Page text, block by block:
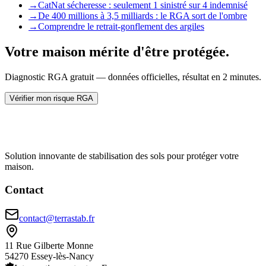
→CatNat sécheresse : seulement 1 sinistré sur 4 indemnisé
→De 400 millions à 3,5 milliards : le RGA sort de l'ombre
→Comprendre le retrait-gonflement des argiles
Votre maison mérite d'être protégée.
Diagnostic RGA gratuit — données officielles, résultat en 2 minutes.
Vérifier mon risque RGA
Solution innovante de stabilisation des sols pour protéger votre
maison.
Contact
contact@terrastab.fr
11 Rue Gilberte Monne
54270 Essey-lès-Nancy